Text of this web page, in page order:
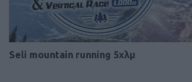
Seli mountain running 5χλμ